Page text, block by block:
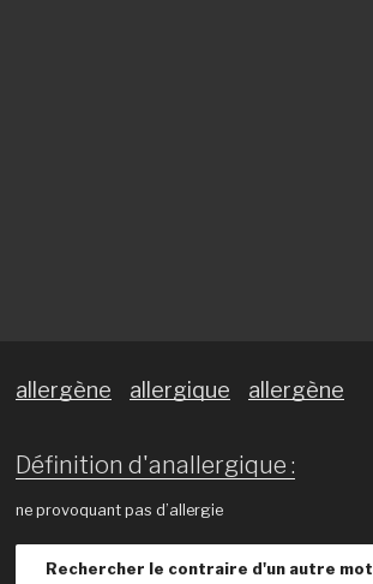
allergène allergique allergène
Définition d'anallergique :
ne provoquant pas d’allergie
Rechercher le contraire d'un autre mot